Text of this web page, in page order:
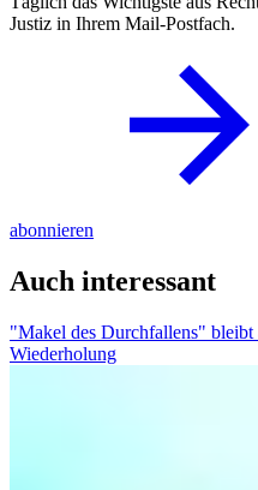
Justiz in Ihrem Mail-Postfach.
abonnieren
Auch interessant
"Makel des Durchfallens" bleibt
Wiederholung